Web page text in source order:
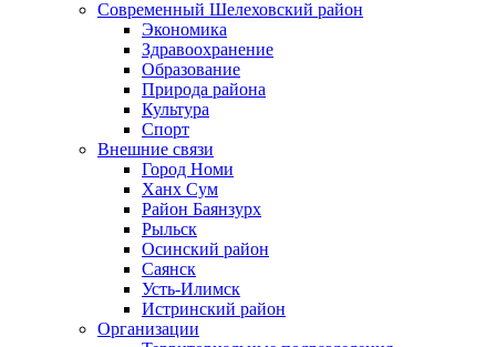
Современный Шелеховский район
Экономика
Здравоохранение
Образование
Природа района
Культура
Спорт
Внешние связи
Город Номи
Ханх Сум
Район Баянзурх
Рыльск
Осинский район
Саянск
Усть-Илимск
Истринский район
Организации